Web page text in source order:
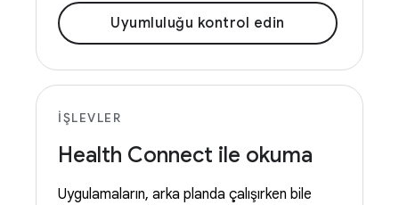
Uyumluluğu kontrol edin
İŞLEVLER
Health Connect ile okuma
Uygulamaların, arka planda çalışırken bile